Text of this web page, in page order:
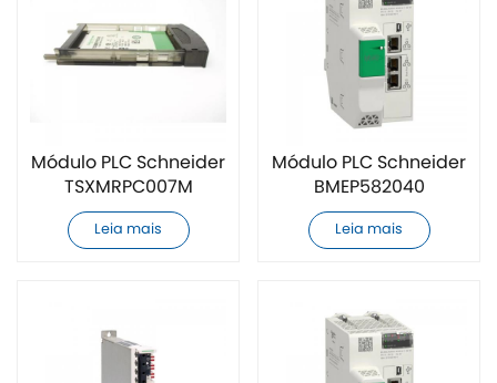
Módulo PLC Schneider
TSXMRPC007M
totalmente novo
Leia mais
Módulo PLC Schneider
BMEP582040
totalmente novo
Leia mais